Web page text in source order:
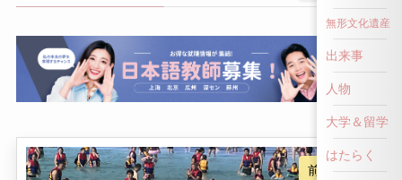
前へ戻る
無形文化遺産
出来事
人物
大学＆留学
はたらく